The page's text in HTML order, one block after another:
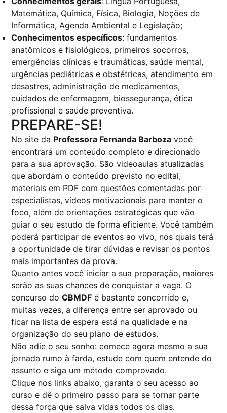
Matemática, Química, Física, Biologia, Noções de
Informática, Agenda Ambiental e Legislação;
Conhecimentos específicos: fundamentos
anatômicos e fisiológicos, primeiros socorros,
emergências clínicas e traumáticas, saúde mental,
urgências pediátricas e obstétricas, atendimento em
desastres, administração de medicamentos,
cuidados de enfermagem, biossegurança, ética
profissional e saúde preventiva.
PREPARE-SE!
No site da Professora Fernanda Barboza você
encontrará um conteúdo completo e direcionado
para a sua aprovação. São videoaulas atualizadas
que abordam o conteúdo previsto no edital,
materiais em PDF com questões comentadas por
especialistas, vídeos motivacionais para manter o
foco, além de orientações estratégicas que vão
guiar o seu estudo de forma eficiente. Você também
poderá participar de eventos ao vivo, nos quais terá
a oportunidade de tirar dúvidas e revisar os pontos
mais importantes da prova.
Quanto antes você iniciar a sua preparação, maiores
serão as suas chances de conquistar a vaga. O
concurso doCBMDF é bastante concorrido e,
muitas vezes, a diferença entre ser aprovado ou
ficar na lista de espera está na qualidade e na
organização do seu plano de estudos.
Não adie o seu sonho: comece agora mesmo a sua
jornada rumo à farda, estude com quem entende do
assunto e siga um método comprovado.
Clique nos links abaixo, garanta o seu acesso ao
curso e dê o primeiro passo para se tornar parte
dessa força que salva vidas todos os dias.